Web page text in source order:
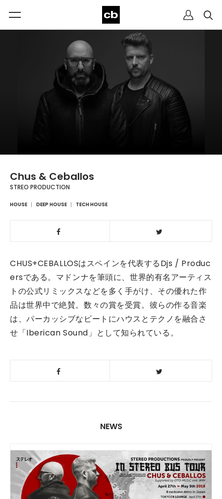
Chus & Ceballos
STREO PRODUCTION
HOUSE DEEP HOUSE TECH HOUSE
CHUS+CEBALLOSはスペインを代表するDjs / Produc
ersである。マドンナを筆頭に、世界的有名アーティス
トの公式リミックスなどを多く手がけ、その優れた作
品は世界中で絶賛。数々の賞を受賞。彼らの作る音楽
は、パーカッシブなビートにハウスとテクノを融合さ
せ「Iberican Sound」として知られている。
NEWS